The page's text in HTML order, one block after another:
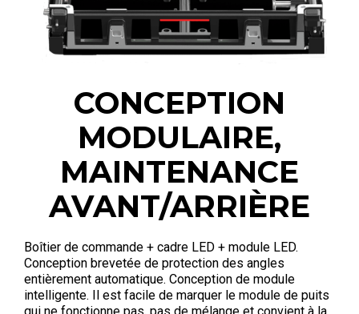
CONCEPTION
MODULAIRE,
MAINTENANCE
AVANT/ARRIÈRE
Boîtier de commande + cadre LED + module LED.
Conception brevetée de protection des angles
entièrement automatique. Conception de module
intelligente. Il est facile de marquer le module de puits